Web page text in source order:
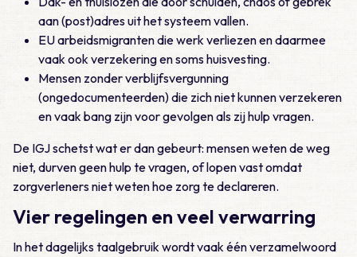
aan (post)adres uit het systeem vallen.
EU arbeidsmigranten die werk verliezen en daarmee
vaak ook verzekering en soms huisvesting.
Mensen zonder verblijfsvergunning
(ongedocumenteerden) die zich niet kunnen verzekeren
en vaak bang zijn voor gevolgen als zij hulp vragen.
De IGJ schetst wat er dan gebeurt: mensen weten de weg
niet, durven geen hulp te vragen, of lopen vast omdat
zorgverleners niet weten hoe zorg te declareren.
Vier regelingen en veel verwarring
In het dagelijks taalgebruik wordt vaak één verzamelwoord